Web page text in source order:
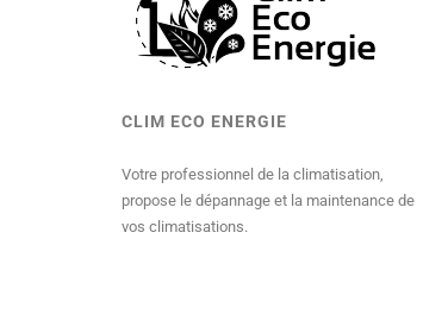
CLIM ECO ENERGIE
Votre professionnel de la climatisation,
propose le dépannage et la maintenance de
vos climatisations.